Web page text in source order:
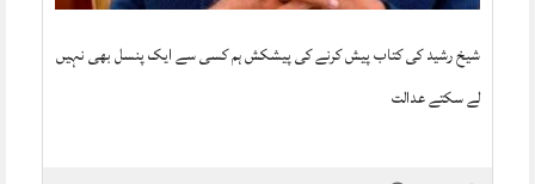
شیخ رشید کی کتاب پیش کرنے کی پیشکش ہم کسی سے ایک پنسل بھی نہیں
لے سکتے عدالت